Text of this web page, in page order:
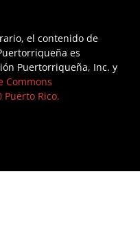
el contenido de
es
Puertorriqueña, Inc. y
Commons
Puerto Rico.